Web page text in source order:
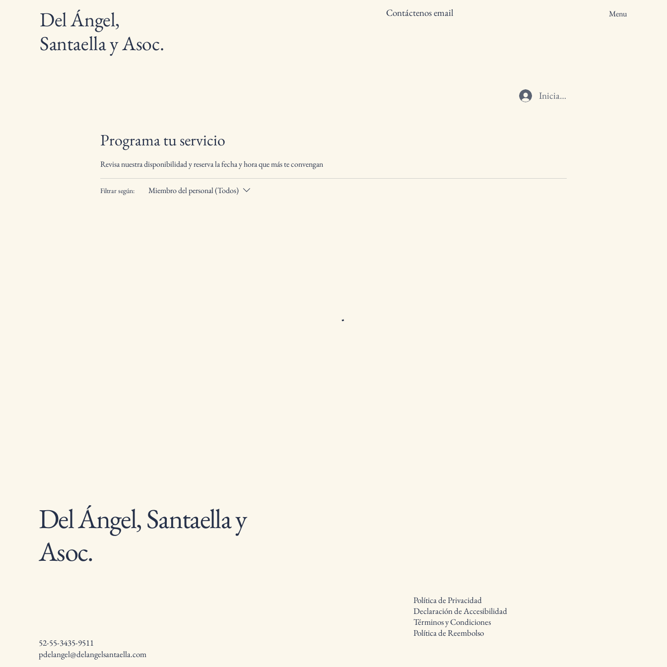
Del Ángel,
Santaella y Asoc.
Contáctenos email Menu
Iniciar sesión
Programa tu servicio
Revisa nuestra disponibilidad y reserva la fecha y hora que más te convengan
Filtrar según: Miembro del personal (Todos)
Del Ángel, Santaella y
Asoc.
52-55-3435-9511
pdelangel@delangelsantaella.com
Política de Privacidad
Declaración de Accesibilidad
Términos y Condiciones
Política de Reembolso